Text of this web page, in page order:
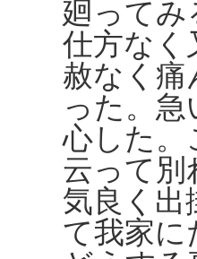
廻ってみ
仕方なく
赦なく痛
った。
心した。
云って別
気良く出
て我家に